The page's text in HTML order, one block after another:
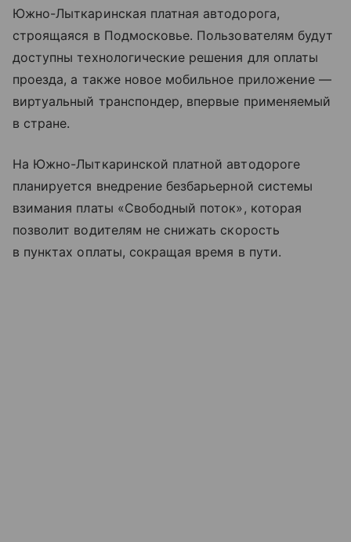
Южно-Лыткаринская платная автодорога,
строящаяся в Подмосковье. Пользователям будут
доступны технологические решения для оплаты
проезда, а также новое мобильное приложение —
виртуальный транспондер, впервые применяемый
в стране.
На Южно-Лыткаринской платной автодороге
планируется внедрение безбарьерной системы
взимания платы «Свободный поток», которая
позволит водителям не снижать скорость
в пунктах оплаты, сокращая время в пути.